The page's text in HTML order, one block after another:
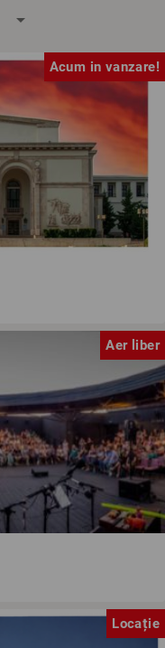
arrow_drop_down
Acum in vanzare!
Aer liber
Locație